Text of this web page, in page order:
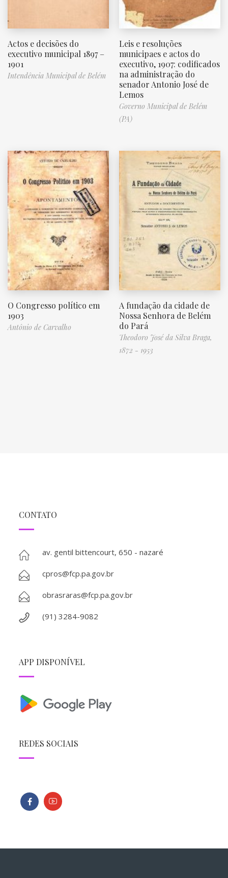
Actos e decisões do
executivo municipal 1897 –
1901
Intendência Municipal de Belém
Leis e resoluções
municipaes e actos do
executivo, 1907: codificados
na administração do
senador Antonio José de
Lemos
Governo Municipal de Belém
(PA)
O Congresso político em
1903
Antônio de Carvalho
A fundação da cidade de
Nossa Senhora de Belém
do Pará
Theodoro José da Silva Braga,
1872 - 1953
CONTATO
av. gentil bittencourt, 650 - nazaré
cpros@fcp.pa.gov.br
obrasraras@fcp.pa.gov.br
(91) 3284-9082
APP DISPONÍVEL
REDES SOCIAIS